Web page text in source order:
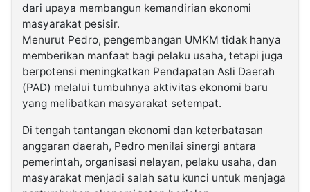
dari upaya membangun kemandirian ekonomi
masyarakat pesisir.
Menurut Pedro, pengembangan UMKM tidak hanya
memberikan manfaat bagi pelaku usaha, tetapi juga
berpotensi meningkatkan Pendapatan Asli Daerah
(PAD) melalui tumbuhnya aktivitas ekonomi baru
yang melibatkan masyarakat setempat.
Di tengah tantangan ekonomi dan keterbatasan
anggaran daerah, Pedro menilai sinergi antara
pemerintah, organisasi nelayan, pelaku usaha, dan
masyarakat menjadi salah satu kunci untuk menjaga